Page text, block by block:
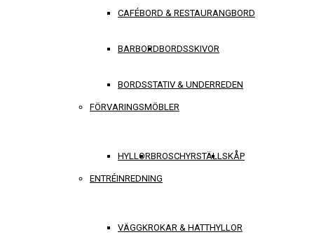
CAFÉBORD & RESTAURANGBORD
BARBORDBORDSSKIVOR
BORDSSTATIV & UNDERREDEN
FÖRVARINGSMÖBLER
HYLLORBROSCHYRSTÄLLSKÅP
ENTRÉINREDNING
VÄGGKROKAR & HATTHYLLOR